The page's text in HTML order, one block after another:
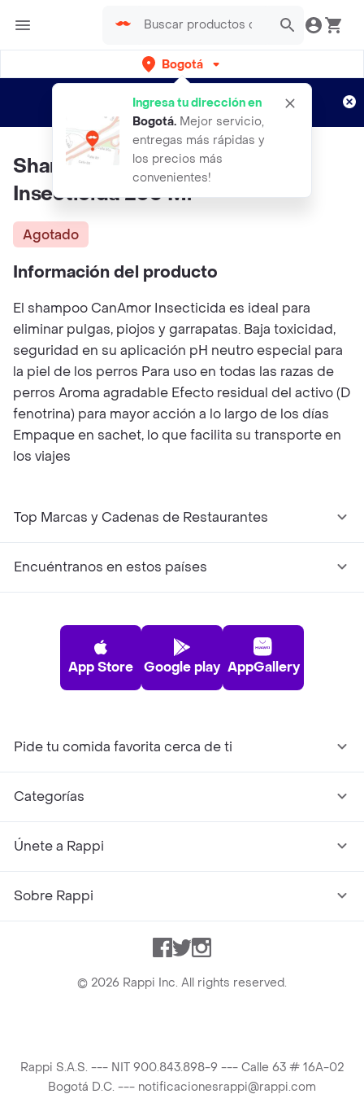
Bogotá
Ingresa tu dirección en
Bogotá. Mejor servicio,
entregas más rápidas y
los precios más
convenientes!
envíos gratis por semanas
Aplican TyC
Shampoo CanAmor Con
Insecticida 230 Ml
Agotado
Información del producto
El shampoo CanAmor Insecticida es ideal para
eliminar pulgas, piojos y garrapatas. Baja toxicidad,
seguridad en su aplicación pH neutro especial para
la piel de los perros Para uso en todas las razas de
perros Aroma agradable Efecto residual del activo (D
fenotrina) para mayor acción a lo largo de los días
Empaque en sachet, lo que facilita su transporte en
los viajes
Top Marcas y Cadenas de Restaurantes
Encuéntranos en estos países
App Store Google play AppGallery
Pide tu comida favorita cerca de ti
Categorías
Únete a Rappi
Sobre Rappi
Facebook
TwitterInstagram
© 2026 Rappi Inc. All rights reserved.
Rappi S.A.S. --- NIT 900.843.898-9 --- Calle 63 # 16A-02
Bogotá D.C. --- notificacionesrappi@rappi.com